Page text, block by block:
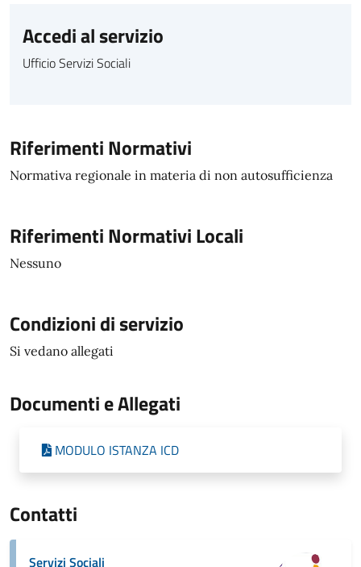
Accedi al servizio
Ufficio Servizi Sociali
Riferimenti Normativi
Normativa regionale in materia di non autosufficienza
Riferimenti Normativi Locali
Nessuno
Condizioni di servizio
Si vedano allegati
Documenti e Allegati
MODULO ISTANZA ICD
Contatti
Servizi Sociali